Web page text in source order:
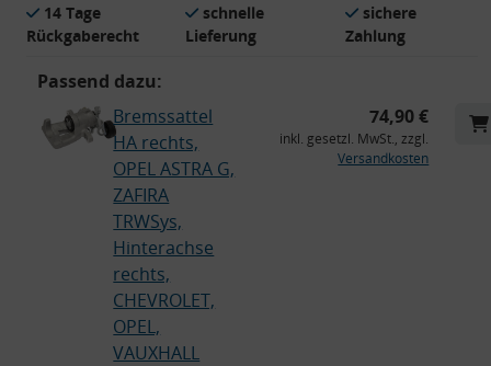
14 Tage
Rückgaberecht
schnelle
Lieferung
sichere
Zahlung
Passend dazu:
Bremssattel
HA rechts,
OPEL ASTRA G,
ZAFIRA
TRWSys,
Hinterachse
rechts,
CHEVROLET,
OPEL,
VAUXHALL
74,90 €
inkl. gesetzl. MwSt., zzgl.
Versandkosten